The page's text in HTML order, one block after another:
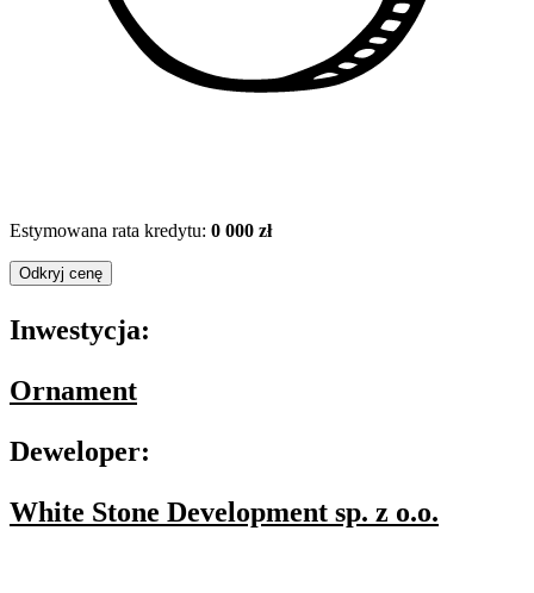
Estymowana rata kredytu: 0 000 zł
Odkryj cenę
Inwestycja:
Ornament
Deweloper:
White Stone Development sp. z o.o.